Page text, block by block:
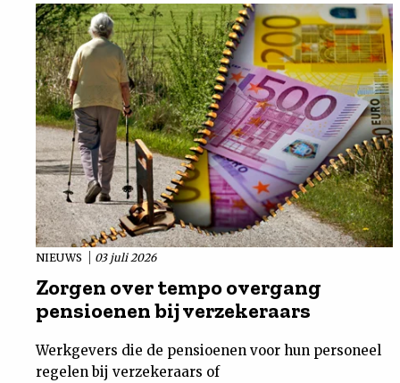
NIEUWS 03 juli 2026
Zorgen over tempo overgang
pensioenen bij verzekeraars
Werkgevers die de pensioenen voor hun personeel
regelen bij verzekeraars of